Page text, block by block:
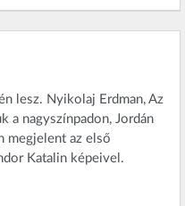
lesz. Nyikolaj Erdman, Az
a nagyszínpadon, Jordán
megjelent az első
Katalin képeivel.